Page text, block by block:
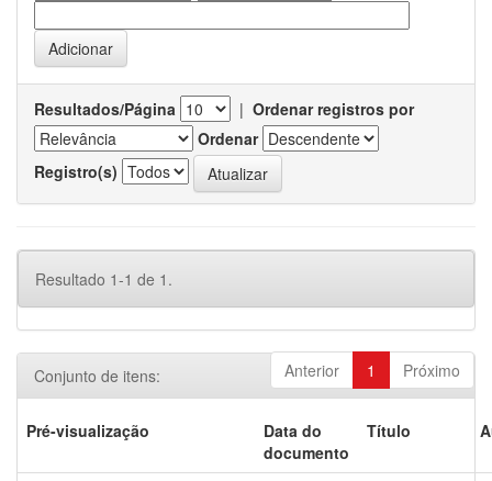
Resultados/Página | Ordenar registros por
Ordenar
Registro(s)
Resultado 1-1 de 1.
Anterior 1 Próximo
Conjunto de itens:
Pré-visualização
Data do
documento
Título